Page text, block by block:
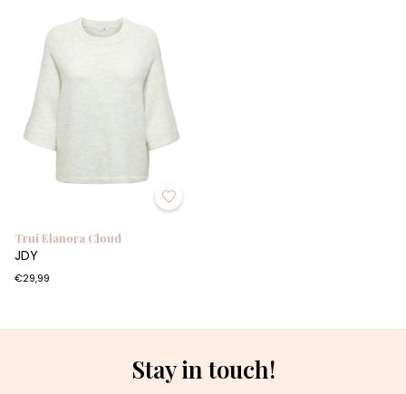
Trui Elanora Cloud
JDY
€29,99
Stay in touch!